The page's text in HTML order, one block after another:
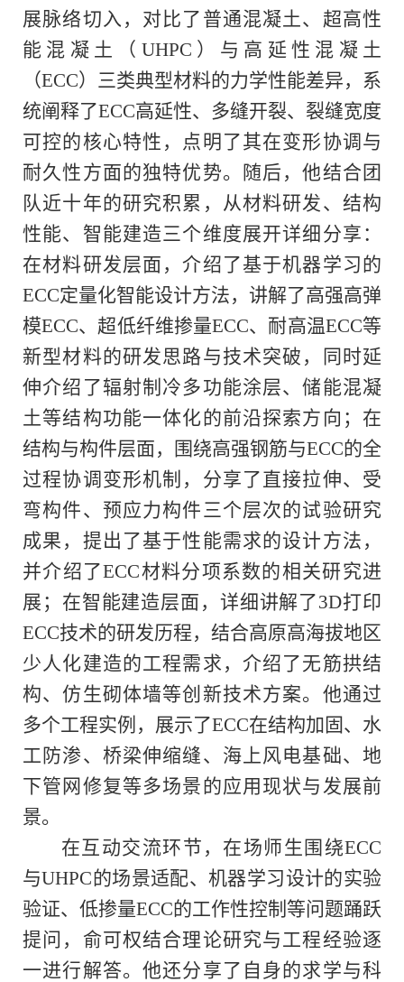
展脉络切入，对比了普通混凝土、超高性
能混凝土
（ UHPC ） 与高延性混凝土
（ECC）三类典型材料的力学性能差异，系
统阐释了ECC高延性、多缝开裂、裂缝宽度
可控的核心特性，点明了其在变形协调与
耐久性方面的独特优势。随后，他结合团
队近十年的研究积累，从材料研发、结构
性能、智能建造三个维度展开详细分享：
在材料研发层面，介绍了基于机器学习的
ECC定量化智能设计方法，讲解了高强高弹
模ECC、超低纤维掺量ECC、耐高温ECC等
新型材料的研发思路与技术突破，同时延
伸介绍了辐射制冷多功能涂层、储能混凝
土等结构功能一体化的前沿探索方向；在
结构与构件层面，围绕高强钢筋与ECC的全
过程协调变形机制，分享了直接拉伸、受
弯构件、预应力构件三个层次的试验研究
成果，提出了基于性能需求的设计方法，
并介绍了ECC材料分项系数的相关研究进
展；在智能建造层面，详细讲解了3D打印
ECC技术的研发历程，结合高原高海拔地区
少人化建造的工程需求，介绍了无筋拱结
构、仿生砌体墙等创新技术方案。 他通过
多个工程实例，展示了ECC在结构加固、水
工防渗、桥梁伸缩缝、海上风电基础、地
下管网修复等多场景的应用现状与发展前
景。
在互动交流环节，在场师生围绕ECC
与UHPC的场景适配、机器学习设计的实验
验证、低掺量ECC的工作性控制等问题踊跃
提问，俞可权结合理论研究与工程经验逐
一进行解答。他还分享了自身的求学与科